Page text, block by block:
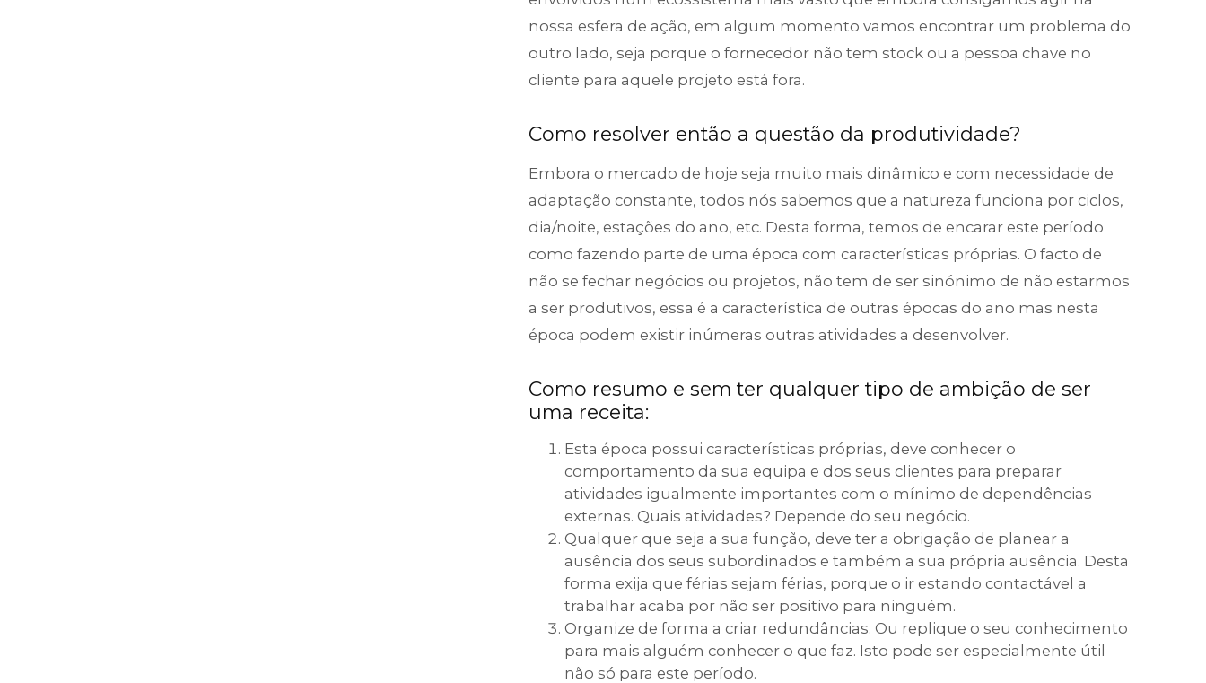
nossa esfera de ação, em algum momento vamos encontrar um problema do
outro lado, seja porque o fornecedor não tem stock ou a pessoa chave no
cliente para aquele projeto está fora.
Como resolver então a questão da produtividade?
Embora o mercado de hoje seja muito mais dinâmico e com necessidade de
adaptação constante, todos nós sabemos que a natureza funciona por ciclos,
dia/noite, estações do ano, etc. Desta forma, temos de encarar este período
como fazendo parte de uma época com características próprias. O facto de
não se fechar negócios ou projetos, não tem de ser sinónimo de não estarmos
a ser produtivos, essa é a característica de outras épocas do ano mas nesta
época podem existir inúmeras outras atividades a desenvolver.
Como resumo e sem ter qualquer tipo de ambição de ser
uma receita:
Esta época possui características próprias, deve conhecer o
comportamento da sua equipa e dos seus clientes para preparar
atividades igualmente importantes com o mínimo de dependências
externas. Quais atividades? Depende do seu negócio.
Qualquer que seja a sua função, deve ter a obrigação de planear a
ausência dos seus subordinados e também a sua própria ausência. Desta
forma exija que férias sejam férias, porque o ir estando contactável a
trabalhar acaba por não ser positivo para ninguém.
Organize de forma a criar redundâncias. Ou replique o seu conhecimento
para mais alguém conhecer o que faz. Isto pode ser especialmente útil
não só para este período.